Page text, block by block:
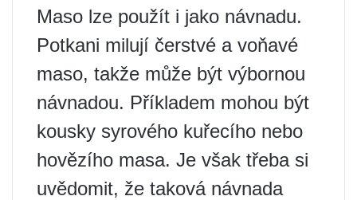
Maso lze použít i jako návnadu.
Potkani milují čerstvé a voňavé
maso, takže může být výbornou
návnadou. Příkladem mohou být
kousky syrového kuřecího nebo
hovězího masa. Je však třeba si
uvědomit, že taková návnada